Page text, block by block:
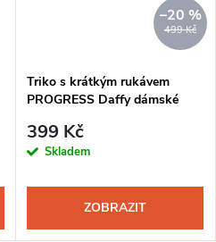
499 Kč
–20 %
Triko s krátkým rukávem
PROGRESS Daffy dámské
399 Kč
Skladem
ZOBRAZIT